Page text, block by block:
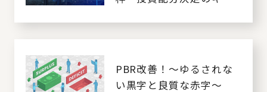
PBR改善！～ゆるされな
い黒字と良質な赤字～